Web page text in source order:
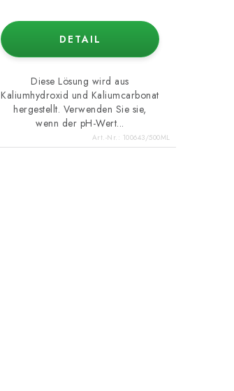
DETAIL
Diese Lösung wird aus
Kaliumhydroxid und Kaliumcarbonat
hergestellt. Verwenden Sie sie,
wenn der pH-Wert...
Art.-Nr.: 100643/500ML